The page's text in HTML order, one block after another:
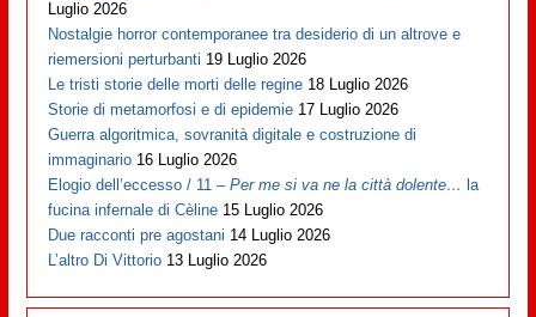
Luglio 2026
Nostalgie horror contemporanee tra desiderio di un altrove e
riemersioni perturbanti 19 Luglio 2026
Le tristi storie delle morti delle regine 18 Luglio 2026
Storie di metamorfosi e di epidemie 17 Luglio 2026
Guerra algoritmica, sovranità digitale e costruzione di
immaginario 16 Luglio 2026
Elogio dell’eccesso / 11 –Per me si va ne la città dolente… la
fucina infernale di Cèline 15 Luglio 2026
Due racconti pre agostani 14 Luglio 2026
L’altro Di Vittorio 13 Luglio 2026